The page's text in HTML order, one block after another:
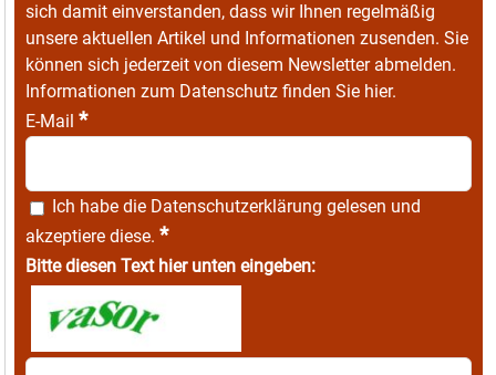
sich damit einverstanden, dass wir Ihnen regelmäßig
unsere aktuellen Artikel und Informationen zusenden. Sie
können sich jederzeit von diesem Newsletter abmelden.
Informationen zum Datenschutz finden Sie hier.
E-Mail *
Ich habe die Datenschutzerklärung gelesen und
akzeptiere diese. *
Bitte diesen Text hier unten eingeben: